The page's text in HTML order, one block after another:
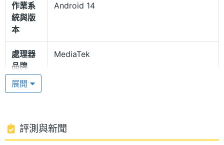
型設計，主打將奢華手錶的靈感帶入手機背蓋上，呈
現多角度光澤感，而鏡頭模組還設有星軌 LED 呼吸
燈，可針對音樂、通話、充電、通知等情境，自定義
調節燈光顯示效果。另外，手機重量僅有 187g，搭配
7.69mm 機身厚度，隨時提供輕薄舒適的握持手感；
内建側邊指紋辨識、立體聲雙喇叭，擁有 IP64 生活防
聯發科天璣 6300
作業系
統與版
本
Android 14
處理器
品牌
MediaTek
處理器
處理器
核心數
8
展開
評測與新聞